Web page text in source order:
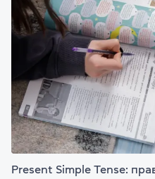
Present Simple Tense: